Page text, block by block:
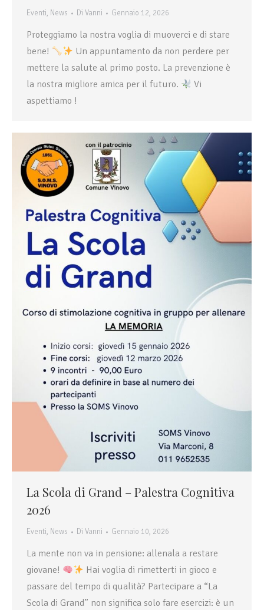
Eventi, News Di Vanni Gennaio 12, 2026
Proteggiamo la nostra voglia di muoverci e di stare
bene!
Un appuntamento da non perdere per
mettere la salute al primo posto. La prevenzione è
la nostra migliore amica per il futuro.
Vi
aspettiamo !
La Scola di Grand – Palestra Cognitiva
2026
Eventi, News Di Vanni Gennaio 10, 2026
La mente non va in pensione: allenala a restare
giovane!
Hai voglia di rimetterti in gioco e
passare del tempo di qualità? Partecipare a “La
Scola di Grand” non significa solo fare esercizi: è un